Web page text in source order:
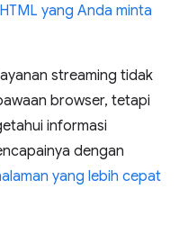
yang Anda minta
streaming tidak
browser, tetapi
informasi
dengan
yang lebih cepat